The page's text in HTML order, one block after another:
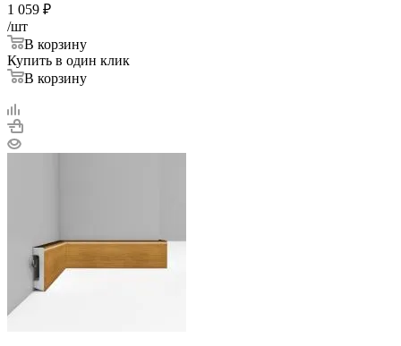
1 059 ₽
/шт
В корзину
Купить в один клик
В корзину